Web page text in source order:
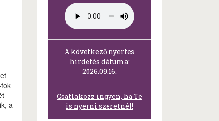
a
A következő nyertes
hirdetés dátuma:
2026.09.16.
Csatlakozz ingyen, ha Te
is nyerni szeretnél!